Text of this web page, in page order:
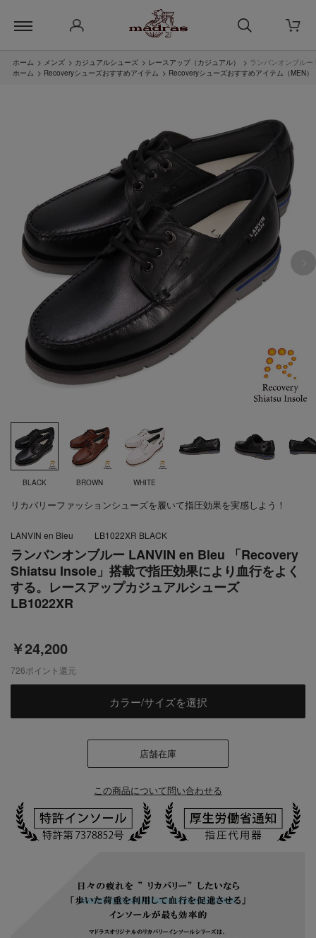
ホーム > メンズ > カジュアルシューズ > レースアップ（カジュアル） > ランバンオンブル
ホーム > Recoveryシューズおすすめアイテム > Recoveryシューズおすすめアイテム（MEN）
BLACK BROWN WHITE
ランバンオンブルー LANVIN en Bleu 「Recovery
Shiatsu Insole」搭載で指圧効果により血行をよく
する。レースアップカジュアルシューズ
LB1022XR
リカバリーファッションシューズを履いて指圧効果を実感しよう！
￥24,200
LANVIN en Bleu LB1022XR BLACK
726ポイント還元
カラー/サイズを選択
店舗在庫
この商品について問い合わせる